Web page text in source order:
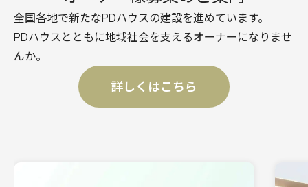
全国各地で新たなPDハウスの建設を進めています。
PDハウスとともに地域社会を支えるオーナーになりませ
んか。
詳しくはこちら